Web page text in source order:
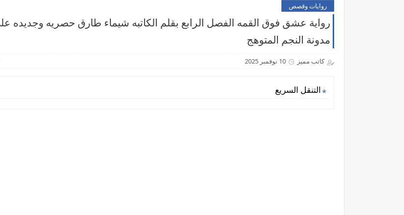
روايات وقصص
رواية عشق فوق القمه الفصل الرابع بقلم الكاتبه شيماء طارق حصريه وجديده
مدونة النجم المتوهج
كاتب مميز 10 نوفمبر 2025
التنقل السريع